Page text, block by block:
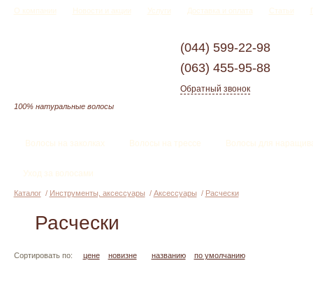
О компании Новости и акции Услуги Доставка и оплата Статьи
100% натуральные волосы
(044) 599-22-98
(063) 455-95-88
Обратный звонок
Волосы на заколках Волосы на трессе Волосы для
Уход за волосами
Каталог/ Инструменты, аксессуары / Аксессуары / Расчески
Расчески
Сортировать по: цене новизне названию по умолчанию